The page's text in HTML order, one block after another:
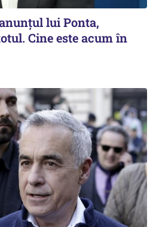
lui Ponta,
Cine este acum în